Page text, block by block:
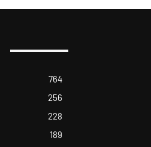
764
256
228
189